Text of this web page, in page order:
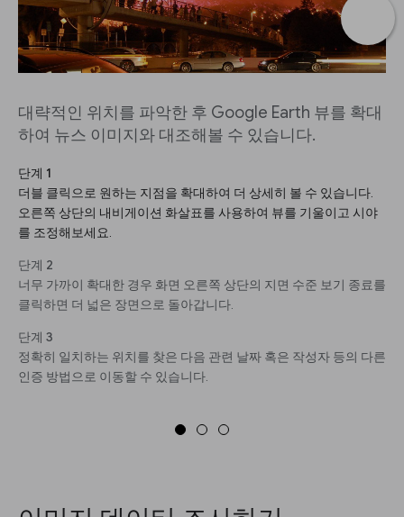
대략적인 위치를 파악한 후 Google Earth 뷰를 확대
하여 뉴스 이미지와 대조해볼 수 있습니다.
단계 1
더블 클릭으로 원하는 지점을 확대하여 더 상세히 볼 수 있습니다.
오른쪽 상단의 내비게이션 화살표를 사용하여 뷰를 기울이고 시야
를 조정해보세요.
단계 2
너무 가까이 확대한 경우 화면 오른쪽 상단의 지면 수준 보기 종료를
클릭하면 더 넓은 장면으로 돌아갑니다.
단계 3
정확히 일치하는 위치를 찾은 다음 관련 날짜 혹은 작성자 등의 다른
인증 방법으로 이동할 수 있습니다.